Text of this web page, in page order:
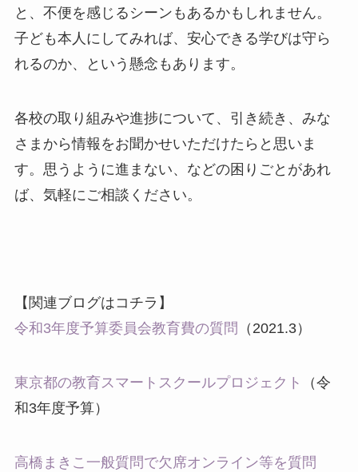
と、不便を感じるシーンもあるかもしれません。
子ども本人にしてみれば、安心できる学びは守ら
れるのか、という懸念もあります。
各校の取り組みや進捗について、引き続き、みな
さまから情報をお聞かせいただけたらと思いま
す。思うように進まない、などの困りごとがあれ
ば、気軽にご相談ください。
【関連ブログはコチラ】
令和3年度予算委員会教育費の質問 （2021.3）
東京都の教育スマートスクールプロジェクト
（令
和3年度予算）
高橋まきこ一般質問で欠席オンライン等を質問